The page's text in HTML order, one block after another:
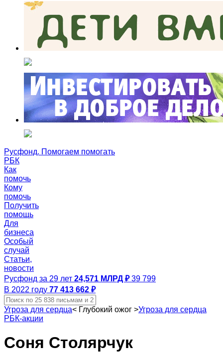
Русфонд. Помогаем помогать
РБК
Как
помочь
Кому
помочь
Получить
помощь
Для
бизнеса
Особый
случай
Статьи,
новости
Русфонд за 29 лет 24,571 МЛРД ₽ 39 799
В 2022 году 77 413 662 ₽
Угроза для сердца< Глубокий ожог >Угроза для сердца
РБК-акции
Соня Столярчук